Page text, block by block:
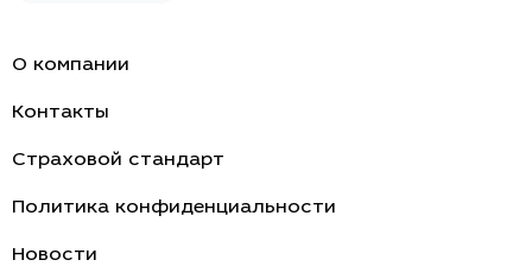
О компании
Контакты
Страховой стандарт
Политика конфиденциальности
Новости